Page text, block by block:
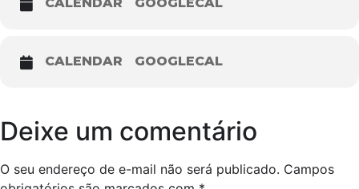
CALENDAR GOOGLECAL
Deixe um comentário
O seu endereço de e-mail não será publicado. Campos